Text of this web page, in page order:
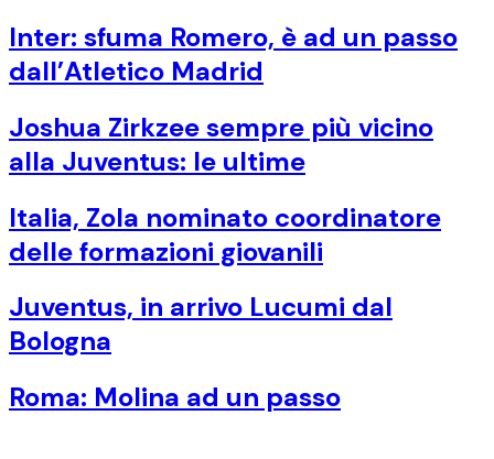
Inter: sfuma Romero, è ad un passo
dall’Atletico Madrid
Joshua Zirkzee sempre più vicino
alla Juventus: le ultime
Italia, Zola nominato coordinatore
delle formazioni giovanili
Juventus, in arrivo Lucumi dal
Bologna
Roma: Molina ad un passo